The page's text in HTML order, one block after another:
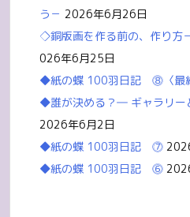
う－ 2026年6月26日
◇銅版画を作る前の、作り方
026年6月25日
◆紙の蝶 100羽日記 ⓼〈最
◆誰が決める？― ギャラリー
2026年6月2日
◆紙の蝶 100羽日記 ⓻
◆紙の蝶 100羽日記 ⓺